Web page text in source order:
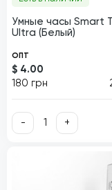
Умные часы Smart
Ultra (Белый)
ОПТ
$ 4.00
180 грн
- +